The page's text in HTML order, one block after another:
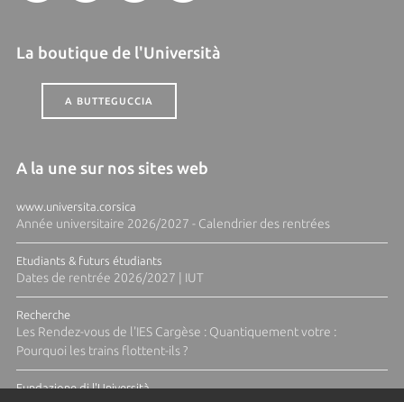
La boutique de l'Università
A BUTTEGUCCIA
A la une sur nos sites web
www.universita.corsica
Année universitaire 2026/2027 - Calendrier des rentrées
Etudiants & futurs étudiants
Dates de rentrée 2026/2027 | IUT
Recherche
Les Rendez-vous de l'IES Cargèse : Quantiquement votre :
Pourquoi les trains flottent-ils ?
Fundazione di l'Università